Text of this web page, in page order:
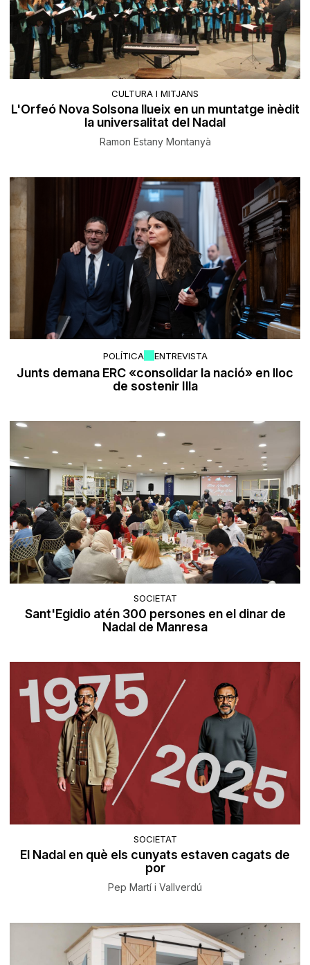
CULTURA I MITJANS
L'Orfeó Nova Solsona llueix en un muntatge inèdit
la universalitat del Nadal
Ramon Estany Montanyà
POLÍTICA ENTREVISTA
Junts demana ERC «consolidar la nació» en lloc
de sostenir Illa
SOCIETAT
Sant'Egidio atén 300 persones en el dinar de
Nadal de Manresa
SOCIETAT
El Nadal en què els cunyats estaven cagats de
por
Pep Martí i Vallverdú